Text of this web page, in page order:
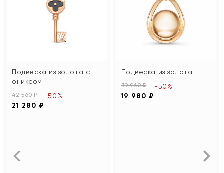
Подвеска из золота с
ониксом
42 560 ₽
21 280 ₽
-50%
Подвеска из золота
39 960 ₽
19 980 ₽
-50%